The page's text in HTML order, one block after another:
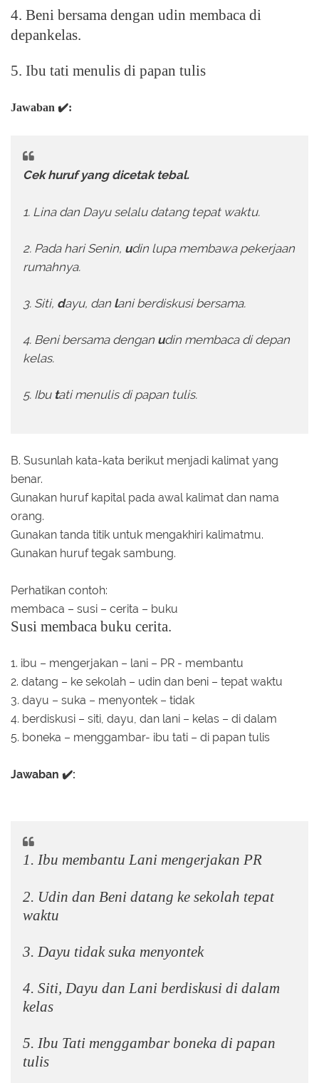
4. Beni bersama dengan udin membaca di
depankelas.
5. Ibu tati menulis di papan tulis
Jawaban ✔️:
Cek huruf yang dicetak tebal.
1. Lina dan Dayu selalu datang tepat waktu.
2. Pada hari Senin, udin lupa membawa pekerjaan
rumahnya.
3. Siti, dayu, dan lani berdiskusi bersama.
4. Beni bersama denganudin membaca di depan
kelas.
5. Ibu tati menulis di papan tulis.
B. Susunlah kata-kata berikut menjadi kalimat yang
benar.
Gunakan huruf kapital pada awal kalimat dan nama
orang.
Gunakan tanda titik untuk mengakhiri kalimatmu.
Gunakan huruf tegak sambung.
Perhatikan contoh:
membaca – susi – cerita – buku
Susi membaca buku cerita.
1. ibu – mengerjakan – lani – PR - membantu
2. datang – ke sekolah – udin dan beni – tepat waktu
3. dayu – suka – menyontek – tidak
4. berdiskusi – siti, dayu, dan lani – kelas – di dalam
5. boneka – menggambar- ibu tati – di papan tulis
Jawaban ✔️:
1. Ibu membantu Lani mengerjakan PR
2. Udin dan Beni datang ke sekolah tepat
waktu
3. Dayu tidak suka menyontek
4. Siti, Dayu dan Lani berdiskusi di dalam
kelas
5. Ibu Tati menggambar boneka di papan
tulis